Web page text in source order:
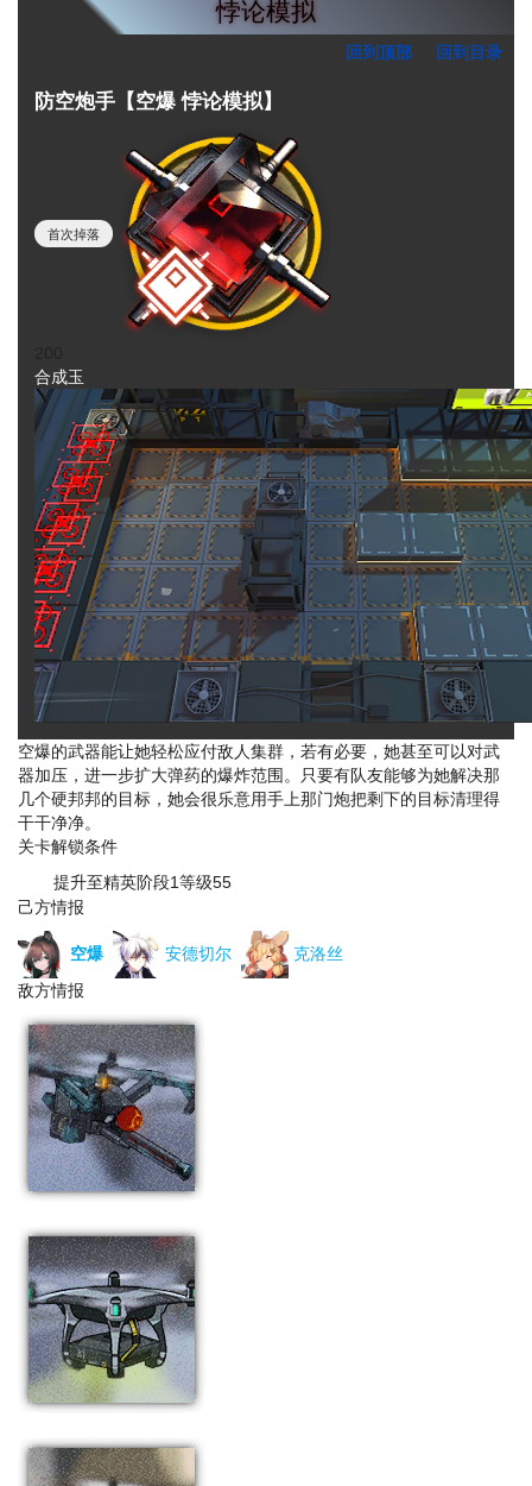
悖论模拟
回到顶部 回到目录
防空炮手【空爆 悖论模拟】
首次掉落
合成玉
空爆的武器能让她轻松应付敌人集群，若有必要，她甚至可以对武
器加压，进一步扩大弹药的爆炸范围。只要有队友能够为她解决那
几个硬邦邦的目标，她会很乐意用手上那门炮把剩下的目标清理得
干干净净。
关卡解锁条件
提升至精英阶段1等级55
己方情报
空爆 安德切尔
克洛丝
敌方情报